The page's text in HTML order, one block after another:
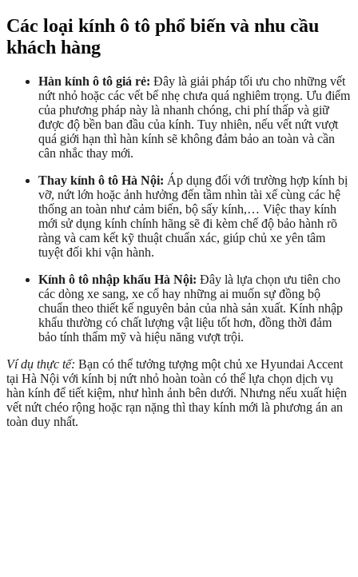
Các loại kính ô tô phổ biến và nhu cầu
khách hàng
Hàn kính ô tô giá rẻ: Đây là giải pháp tối ưu cho những vết
nứt nhỏ hoặc các vết bể nhẹ chưa quá nghiêm trọng. Ưu điểm
của phương pháp này là nhanh chóng, chi phí thấp và giữ
được độ bền ban đầu của kính. Tuy nhiên, nếu vết nứt vượt
quá giới hạn thì hàn kính sẽ không đảm bảo an toàn và cần
cân nhắc thay mới.
Thay kính ô tô Hà Nội: Áp dụng đối với trường hợp kính bị
vỡ, nứt lớn hoặc ảnh hưởng đến tầm nhìn tài xế cùng các hệ
thống an toàn như cảm biến, bộ sấy kính,… Việc thay kính
mới sử dụng kính chính hãng sẽ đi kèm chế độ bảo hành rõ
ràng và cam kết kỹ thuật chuẩn xác, giúp chủ xe yên tâm
tuyệt đối khi vận hành.
Kính ô tô nhập khẩu Hà Nội: Đây là lựa chọn ưu tiên cho
các dòng xe sang, xe cổ hay những ai muốn sự đồng bộ
chuẩn theo thiết kế nguyên bản của nhà sản xuất. Kính nhập
khẩu thường có chất lượng vật liệu tốt hơn, đồng thời đảm
bảo tính thẩm mỹ và hiệu năng vượt trội.
Ví dụ thực tế: Bạn có thể tưởng tượng một chủ xe Hyundai Accent
tại Hà Nội với kính bị nứt nhỏ hoàn toàn có thể lựa chọn dịch vụ
hàn kính để tiết kiệm, như hình ảnh bên dưới. Nhưng nếu xuất hiện
vết nứt chéo rộng hoặc rạn nặng thì thay kính mới là phương án an
toàn duy nhất.